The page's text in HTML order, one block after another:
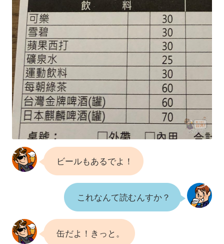
ビールもあるでよ！
これなんて読むんすか？
缶だよ！きっと。